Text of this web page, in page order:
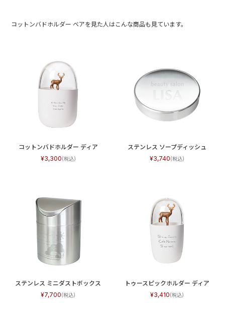
コットンバドホルダー ベアを見た人はこんな商品も見ています。
コットンバドホルダー ディア
3,300
ステンレス ソープディッシュ
3,740
ステンレス ミニダストボックス
7,700
トゥースピックホルダー ディア
3,410